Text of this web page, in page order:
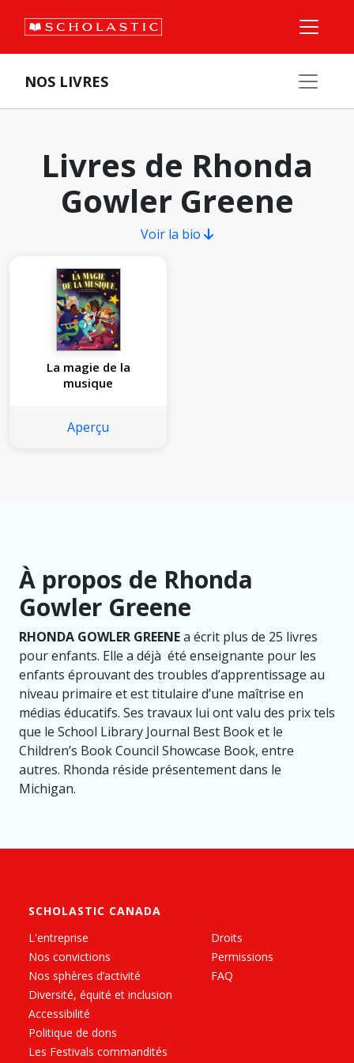
NOS LIVRES
Livres de Rhonda
Gowler Greene
Voir la bio
La magie de la
musique
Aperçu
À propos de Rhonda
Gowler Greene
RHONDA GOWLER GREENEa écrit plus de 25 livres
pour enfants. Elle a déjà été enseignante pour les
enfants éprouvant des troubles d’apprentissage au
niveau primaire et est titulaire d’une maîtrise en
médias éducatifs. Ses travaux lui ont valu des prix tels
que le School Library Journal Best Book et le
Children’s Book Council Showcase Book, entre
autres. Rhonda réside présentement dans le
Michigan.
SCHOLASTIC CANADA
L'entreprise
Nos convictions
Nos sphères d’activité
Diversité, équité et inclusion
Accessibilité
Politique de dons
Les Festivals commandités
Droits
Permissions
FAQ